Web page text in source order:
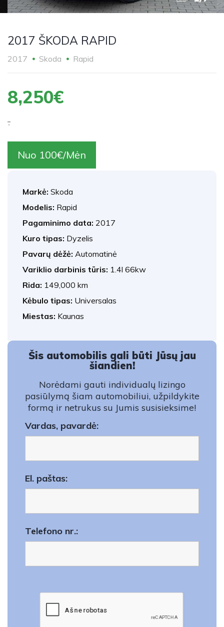
2017 ŠKODA RAPID
2017 Skoda Rapid
8,250€
.
Nuo 100€/Mėn
Markė: Skoda
Modelis: Rapid
Pagaminimo data: 2017
Kuro tipas: Dyzelis
Pavarų dėžė: Automatinė
Variklio darbinis tūris: 1.4l 66kw
Rida: 149,000 km
Kėbulo tipas: Universalas
Miestas: Kaunas
Šis automobilis gali būti Jūsų jau
šiandien!
Norėdami gauti individualų lizingo
pasiūlymą šiam automobiliui, užpildykite
formą ir netrukus su Jumis susisieksime!
Vardas, pavardė:
El. paštas:
Telefono nr.: